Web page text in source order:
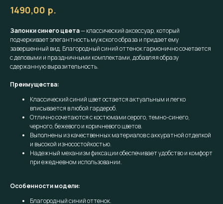
1490,00 р.
Запонки синего цвета— классический аксессуар, который
подчеркивает элегантность мужского образа и придает ему
завершенный вид. Благородный синий оттенок гармонично сочетается
с деловыми и праздничными комплектами, добавляя образу
сдержанную выразительность.
Преимущества:
Классический синий цвет остается актуальным и легко
вписывается в любой гардероб.
Отлично сочетаются с костюмами серого, темно-синего,
черного, бежевого и коричневого цветов.
Выполнены из качественных материалов с аккуратной отделкой
и высокой износостойкостью.
Надежный механизм фиксации обеспечивает удобство и комфорт
при ежедневном использовании.
Особенности модели:
Благородный синий оттенок.